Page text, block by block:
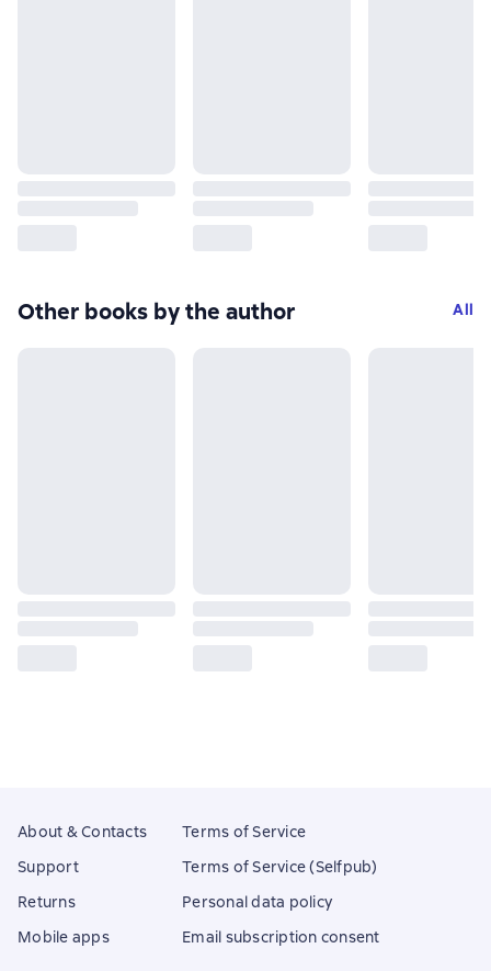
Other books by the author All
About & Contacts
Support
Returns
Mobile apps
Terms of Service
Terms of Service (Selfpub)
Personal data policy
Email subscription consent